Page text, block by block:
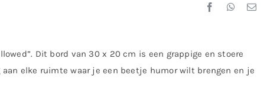
Dit bord van 30 x 20 cm is een grappige en stoere
elke ruimte waar je een beetje humor wilt brengen en je